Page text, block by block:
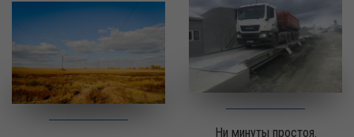
Ни минуты простоя.